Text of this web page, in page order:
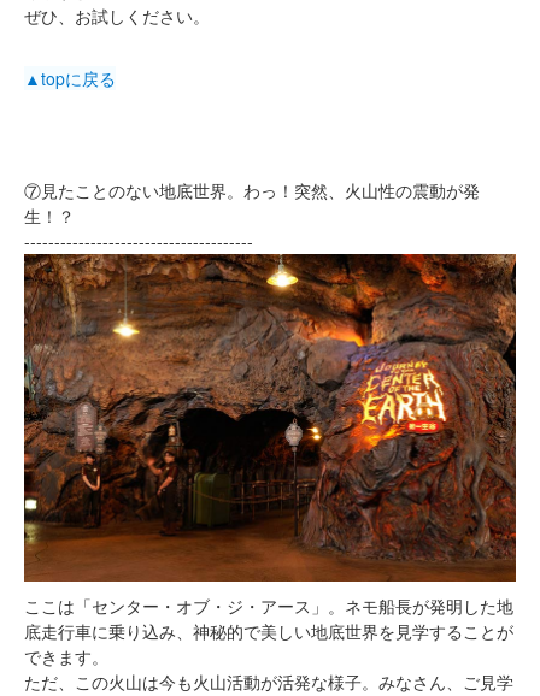
ぜひ、お試しください。
▲topに戻る
⑦見たことのない地底世界。わっ！突然、火山性の震動が発
生！？
--------------------------------------
ここは「センター・オブ・ジ・アース」。ネモ船長が発明した地
底走行車に乗り込み、神秘的で美しい地底世界を見学することが
できます。
ただ、この火山は今も火山活動が活発な様子。みなさん、ご見学